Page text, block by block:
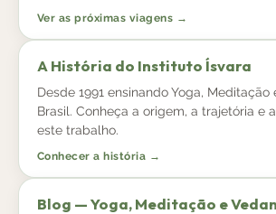
Ver as próximas viagens →
A História do Instituto Ísvara
Desde 1991 ensinando Yoga, Meditação
Brasil. Conheça a origem, a trajetória e
este trabalho.
Conhecer a história →
Blog — Yoga, Meditação e